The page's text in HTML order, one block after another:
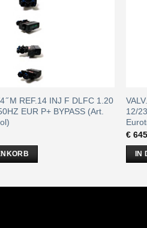
M REF.14 INJ F DLFC 1.20
EUR P+ BYPASS (Art.
12/
€
IN